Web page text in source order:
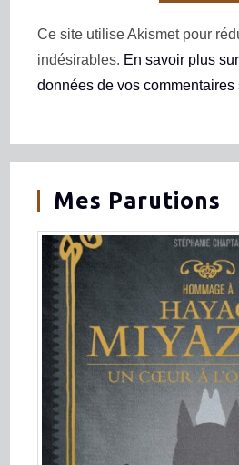
Ce site utilise Akismet pour
indésirables. En savoir plus
données de vos commentaires
Mes Parutions